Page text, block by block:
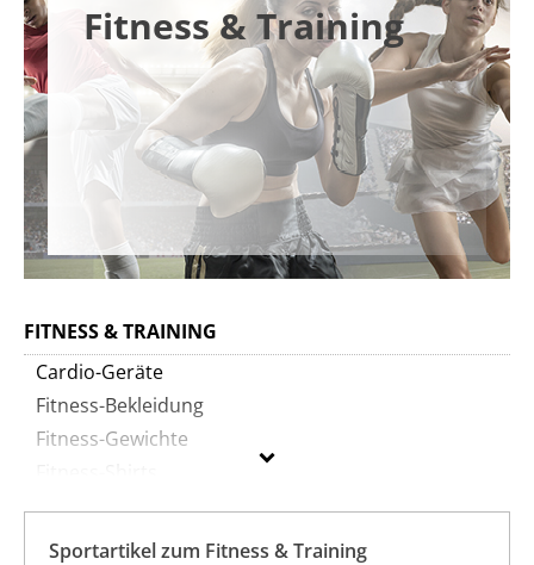
Fitness & Training
FITNESS & TRAINING
Cardio-Geräte
Fitness-Bekleidung
Fitness-Gewichte
Fitness-Zubehör
Fitnesschuhe
Sportartikel zum Fitness & Training